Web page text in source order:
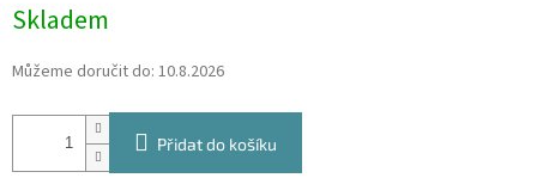
cena:
Skladem
Můžeme doručit do: 10.8.2026
Přidat do košíku